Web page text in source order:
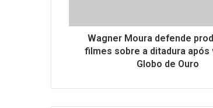
Wagner Moura defende
filmes sobre a ditadura após
Globo de Ouro